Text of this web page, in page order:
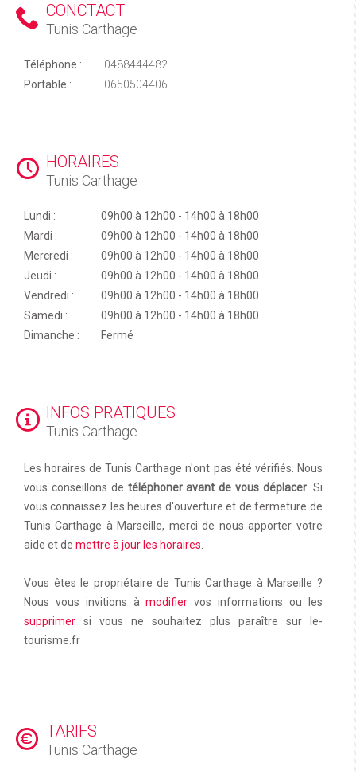
CONCTACT
Tunis Carthage
Téléphone :
0488444482
Portable :
0650504406
HORAIRES
Tunis Carthage
Lundi :
09h00 à 12h00 - 14h00 à 18h00
Mardi :
09h00 à 12h00 - 14h00 à 18h00
Mercredi :
09h00 à 12h00 - 14h00 à 18h00
Jeudi :
09h00 à 12h00 - 14h00 à 18h00
Vendredi :
09h00 à 12h00 - 14h00 à 18h00
Samedi :
09h00 à 12h00 - 14h00 à 18h00
Dimanche :
Fermé
INFOS PRATIQUES
Tunis Carthage
Les horaires de Tunis Carthage n'ont pas été vérifiés. Nous
vous conseillons de téléphoner avant de vous déplacer. Si
vous connaissez les heures d'ouverture et de fermeture de
Tunis Carthage à Marseille, merci de nous apporter votre
aide et de mettre à jour les horaires.
Vous êtes le propriétaire de Tunis Carthage à Marseille ?
Nous vous invitions àmodifier vos informations ou les
supprimer si vous ne souhaitez plus paraître sur le-
tourisme.fr
TARIFS
Tunis Carthage